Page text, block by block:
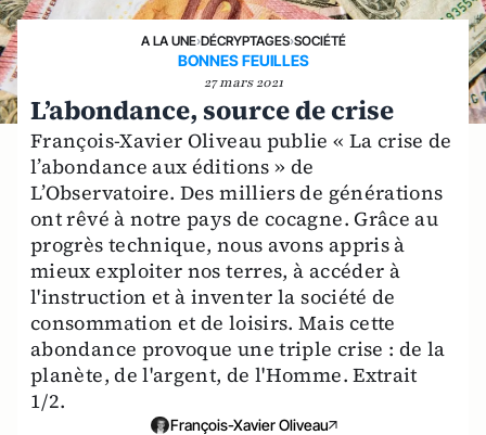
A LA UNE›DÉCRYPTAGES›SOCIÉTÉ
BONNES FEUILLES
27 mars 2021
L’abondance, source de crise
François-Xavier Oliveau publie « La crise de
l’abondance aux éditions » de
L’Observatoire. Des milliers de générations
ont rêvé à notre pays de cocagne. Grâce au
progrès technique, nous avons appris à
mieux exploiter nos terres, à accéder à
l'instruction et à inventer la société de
consommation et de loisirs. Mais cette
abondance provoque une triple crise : de la
planète, de l'argent, de l'Homme. Extrait
1/2.
François-Xavier Oliveau